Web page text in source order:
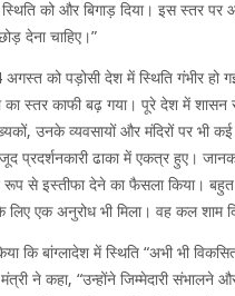
स्थिति को और बिगाड़ दिया। इस स्तर
देना चाहिए।”
अगस्त को पड़ोसी देश में स्थिति गंभीर
का स्तर काफी बढ़ गया। पूरे देश में
उनके व्यवसायों और मंदिरों पर भी कई
प्रदर्शनकारी ढाका में एकत्र हुए।
रूप से इस्तीफा देने का फैसला किया।
लिए एक अनुरोध भी मिला। वह कल शाम
कि बांग्लादेश में स्थिति “अभी भी
मंत्री ने कहा, “उन्होंने जिम्मेदारी